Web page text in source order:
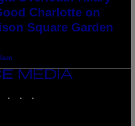
Charlotte on
Square Garden